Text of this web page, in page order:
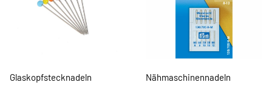
Glaskopfstecknadeln
Nähmaschinennadeln